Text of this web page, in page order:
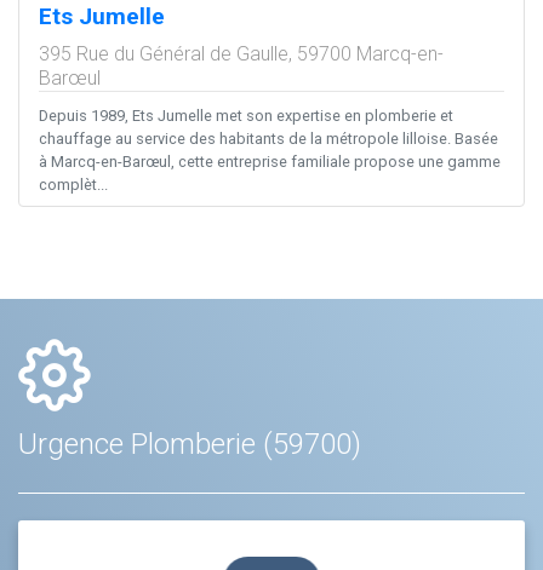
Ets Jumelle
395 Rue du Général de Gaulle, 59700 Marcq-en-
Barœul
Depuis 1989, Ets Jumelle met son expertise en plomberie et
chauffage au service des habitants de la métropole lilloise. Basée
à Marcq-en-Barœul, cette entreprise familiale propose une gamme
complèt...
Urgence Plomberie (59700)